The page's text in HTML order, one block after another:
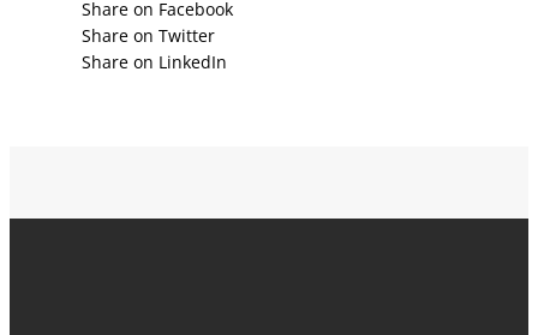
Share on Facebook
Share on Twitter
Share on LinkedΙn